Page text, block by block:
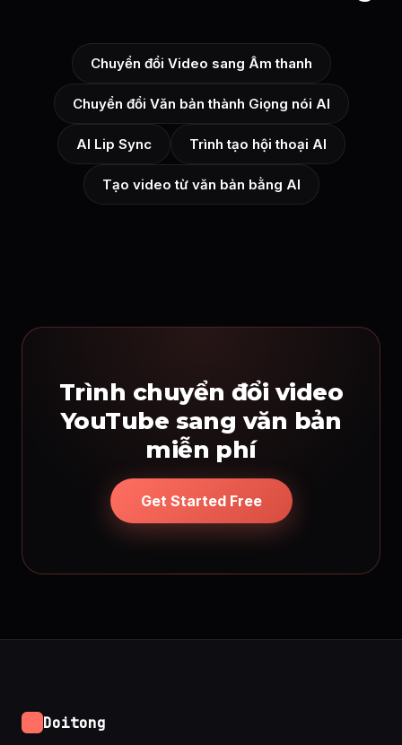
Chuyển đổi Video sang Âm thanh
Chuyển đổi Văn bản thành Giọng nói AI
AI Lip Sync Trình tạo hội thoại AI
Tạo video từ văn bản bằng AI
Trình chuyển đổi video
YouTube sang văn bản
miễn phí
Get Started Free
Doitong